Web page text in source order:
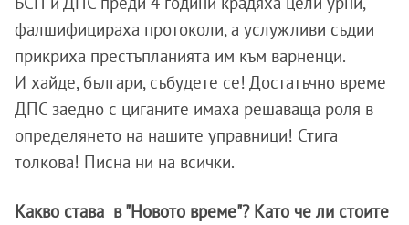
фалшифицираха протоколи, а услужливи съдии
прикриха престъпланията им към варненци.
И хайде, българи, събудете се! Достатъчно време
ДПС заедно с циганите имаха решаваща роля в
определянето на нашите управници! Стига
толкова! Писна ни на всички.
Какво става в "Новото време"? Като че ли стоите